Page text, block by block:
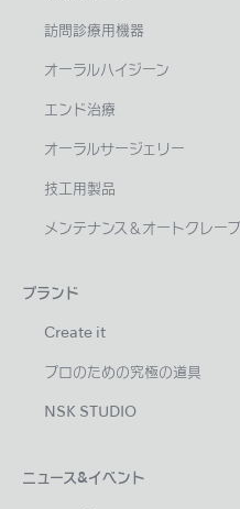
訪問診療用機器
オーラルハイジーン
エンド治療
オーラルサージェリー
技工用製品
メンテナンス＆オートクレーブ
ブランド
Create it
プロのための究極の道具
NSK STUDIO
ニュース&イベント